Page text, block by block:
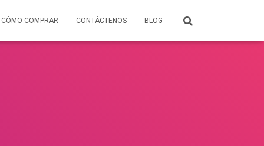
CÓMO COMPRAR CONTÁCTENOS BLOG